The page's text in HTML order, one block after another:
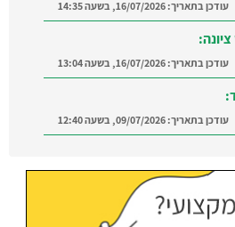
21/07/2026, בשעה 12:58